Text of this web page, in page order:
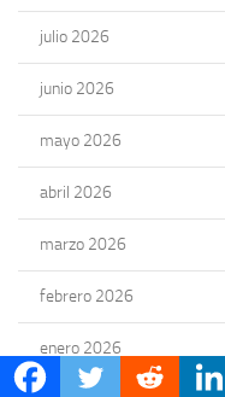
julio 2026
junio 2026
mayo 2026
abril 2026
marzo 2026
febrero 2026
enero 2026